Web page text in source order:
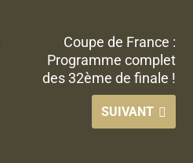
Coupe de France :
Programme complet
des 32ème de finale !
SUIVANT